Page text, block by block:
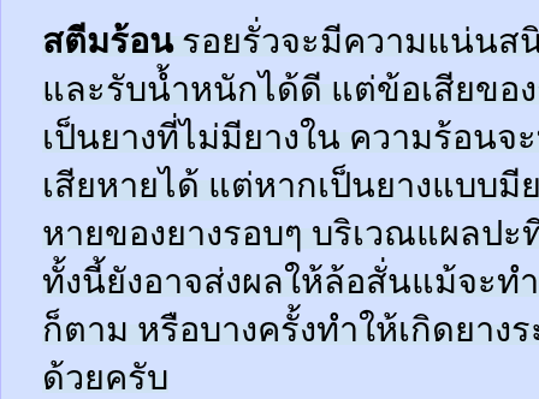
สตีมร้อนรอยรั่วจะมีความแน่นส
และรับน้ำหนักได้ดี แต่ข้อเสียขอ
เป็นยางที่ไม่มียางใน ความร้อนจ
เสียหายได้ แต่หากเป็นยางแบบมี
หายของยางรอบๆ บริเวณแผลป
ทั้งนี้ยังอาจส่งผลให้ล้อสั่นแม้จะท
ก็ตาม หรือบางครั้งทำให้เกิดยา
ด้วยครับ